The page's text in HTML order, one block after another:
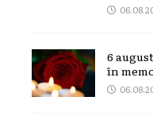
6
în